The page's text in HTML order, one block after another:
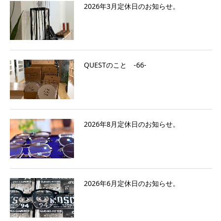
2026年3月定休日のお知らせ。
QUESTのこと ‐66‐
2026年8月定休日のお知らせ。
2026年6月定休日のお知らせ。